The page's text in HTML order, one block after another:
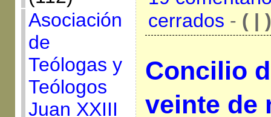
Asociación
de
Teólogas y
Teólogos
Juan XXIII
cerrados - ( | )
Concilio
veinte de